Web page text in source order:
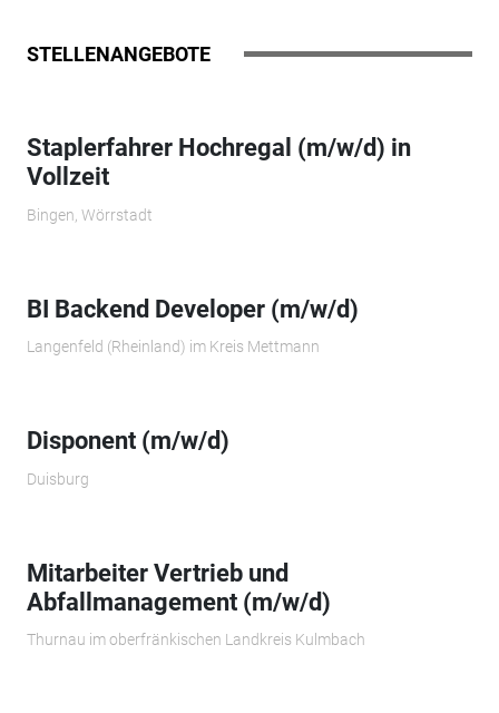
STELLENANGEBOTE
Staplerfahrer Hochregal (m/w/d) in
Vollzeit
Bingen, Wörrstadt
BI Backend Developer (m/w/d)
Langenfeld (Rheinland) im Kreis Mettmann
Disponent (m/w/d)
Duisburg
Mitarbeiter Vertrieb und
Abfallmanagement (m/w/d)
Thurnau im oberfränkischen Landkreis Kulmbach